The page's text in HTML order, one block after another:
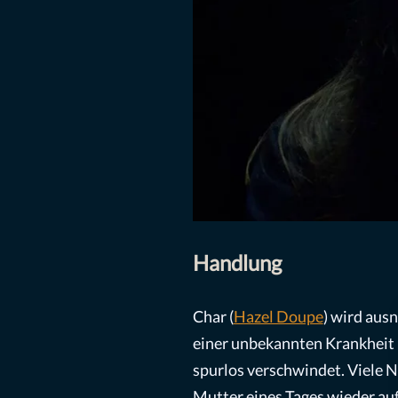
Handlung
Char (Hazel Doupe) wird
einer unbekannten
spurlos verschwindet. Viele